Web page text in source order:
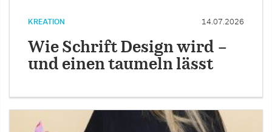
KREATION 14.07.2026
Wie Schrift Design wird –
und einen taumeln lässt